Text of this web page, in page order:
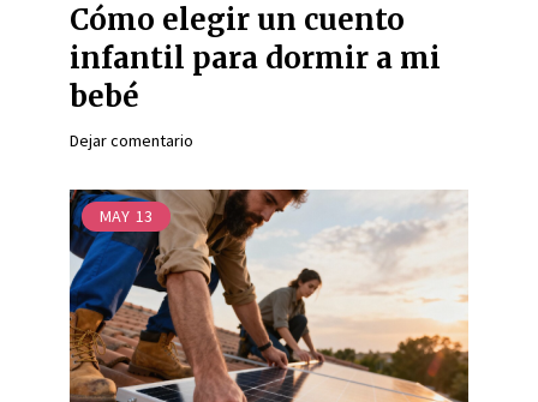
Cómo elegir un cuento
infantil para dormir a mi
bebé
Dejar comentario
MAY 13